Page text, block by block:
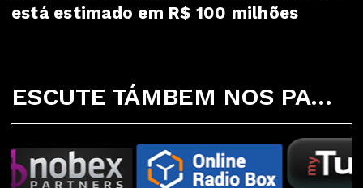
está estimado em R$ 100 milhões
ESCUTE TÁMBEM NOS PARCEIROS ABAIXO